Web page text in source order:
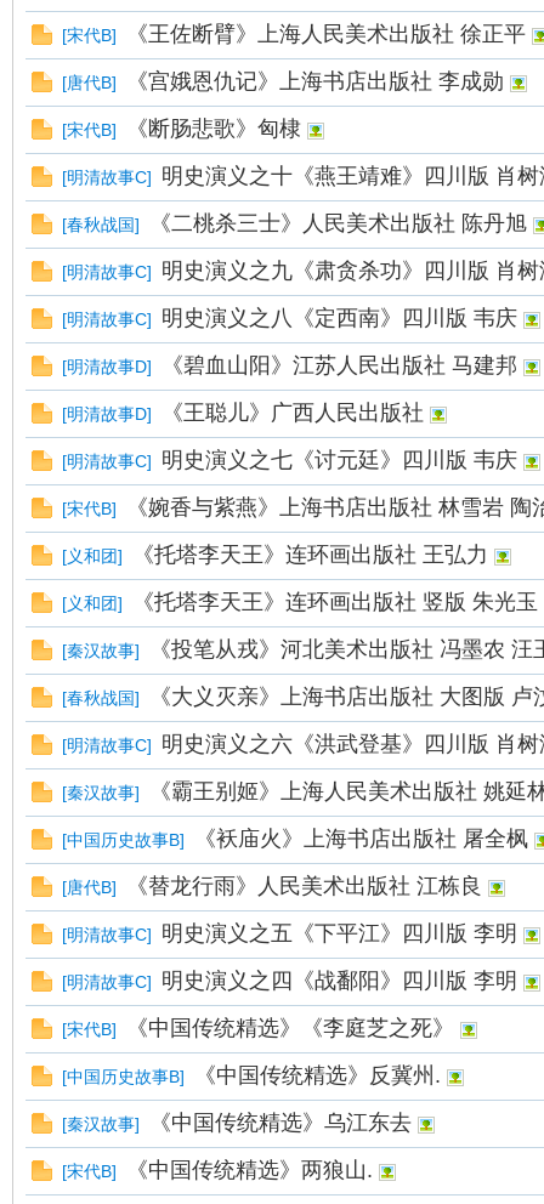
线
[宋代B] 《王佐断臂》上海人民美术出版社 徐正平
[唐代B] 《宫娥恩仇记》上海书店出版社 李成勋
[宋代B] 《断肠悲歌》匈棣
[明清故事C] 明史演义之十《燕王靖难》四川版 肖树
[春秋战国] 《二桃杀三士》人民美术出版社 陈丹旭
[明清故事C] 明史演义之九《肃贪杀功》四川版 肖树
[明清故事C] 明史演义之八《定西南》四川版 韦庆
[明清故事D] 《碧血山阳》江苏人民出版社 马建邦
[明清故事D] 《王聪儿》广西人民出版社
[明清故事C] 明史演义之七《讨元廷》四川版 韦庆
[宋代B] 《婉香与紫燕》上海书店出版社 林雪岩 陶
[义和团] 《托塔李天王》连环画出版社 王弘力
[义和团] 《托塔李天王》连环画出版社 竖版 朱光
[秦汉故事] 《投笔从戎》河北美术出版社 冯墨农 汪
[春秋战国] 《大义灭亲》上海书店出版社 大图版 卢
[明清故事C] 明史演义之六《洪武登基》四川版 肖树
[秦汉故事] 《霸王别姬》上海人民美术出版社 姚延
[中国历史故事B] 《袄庙火》上海书店出版社 屠全枫
[唐代B] 《替龙行雨》人民美术出版社 江栋良
[明清故事C] 明史演义之五《下平江》四川版 李明
[明清故事C] 明史演义之四《战鄱阳》四川版 李明
[宋代B] 《中国传统精选》《李庭芝之死》
[中国历史故事B] 《中国传统精选》反冀州.
[秦汉故事] 《中国传统精选》乌江东去
[宋代B] 《中国传统精选》两狼山.